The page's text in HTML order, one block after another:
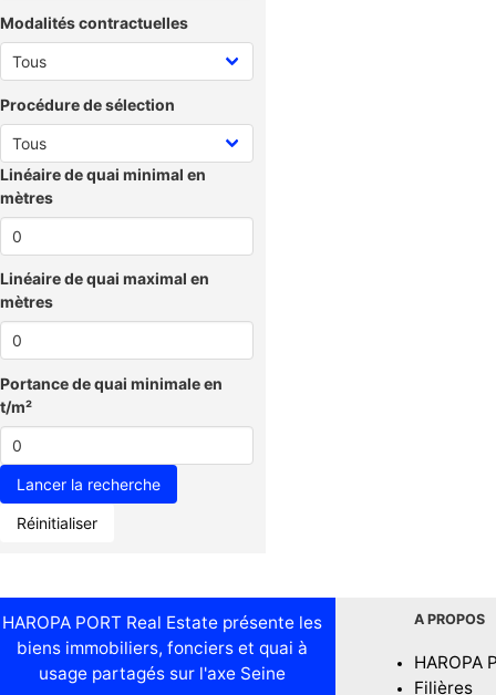
Modalités contractuelles
Procédure de sélection
Linéaire de quai minimal en
mètres
Linéaire de quai maximal en
mètres
Portance de quai minimale en
t/m²
Réinitialiser
HAROPA PORT Real Estate présente les
biens immobiliers, fonciers et quai à
usage partagés sur l'axe Seine
A PROPOS
HAROPA
Filières